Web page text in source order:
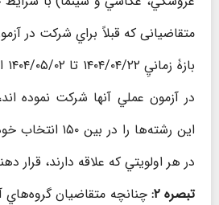
متقاضیانی كه قبلاً براي شركت در
در آزمون عملي آنها شركت نموده
اين رشته‌ها را در
در هر اولويتي كه علاقه دارند، قرار
تبصره ۲:
چنانچه متقاضیان